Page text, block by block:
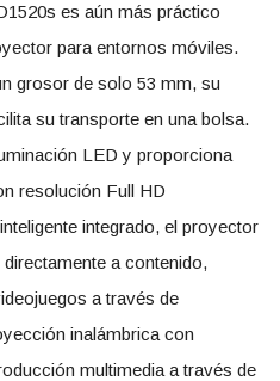
es aún más práctico
para entornos móviles.
grosor de solo 53 mm, su
su transporte en una bolsa.
LED y proporciona
resolución Full HD
integrado, el proyector
a contenido,
a través de
inalámbrica con
multimedia a través de